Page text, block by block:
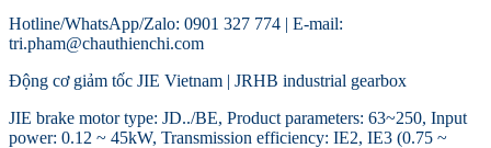
Hotline/WhatsApp/Zalo: 0901 327 774 | E-mail:
tri.pham@chauthienchi.com
Động cơ giảm tốc JIE Vietnam | JRHB industrial gearbox
JIE brake motor type: JD../BE, Product parameters: 63~250, Input
power: 0.12 ~ 45kW, Transmission efficiency: IE2, IE3 (0.75 ~